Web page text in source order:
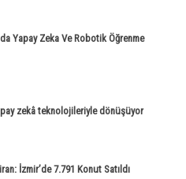
Yapay Zeka Ve Robotik Öğrenme
zekâ teknolojileriyle dönüşüyor
İzmir’de 7.791 Konut Satıldı